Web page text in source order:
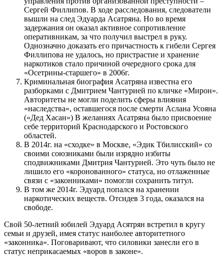
Сергей Филлипов. В ходе расследования, следователи
вышли на след Эдуарда Асатряна. Но во время
задержания он оказал активное сопротивление
оперативникам, за что получил выстрел в руку.
Однозначно доказать его причастность к гибели Сергея
Филлипова не удалось, но пристрастие и хранение
наркотиков стало причиной очередного срока для
«Осетрины-старшего» в 2006г.
Криминальная биография Асатряна известна его
разборками с Дмитрием Чантурией по кличке «Мирон».
Авторитеты не могли поделить сферы влияния
«наследства», оставшегося после смерти Аслана Усояна
(«Дед Хасан») В желаниях Асатряна было присвоение
себе территорий Краснодарского и Ростовского
областей.
В 2014г. на «сходке» в Москве, «Эдик Тбилисский» со
своими союзниками были изрядно избиты
сподвижниками Дмитрия Чантурией. Это чуть было не
лишило его «коронованного» статуса, но отлаженные
связи с «законниками» помогли сохранить титул.
В том же 2014г. Эдуард попался на хранении
наркотических веществ. Отсидев 3 года, оказался на
свободе.
Свой 50-летний юбилей Эдуард Асятрян встретил в кругу
семьи и друзей, имея статус наиболее авторитетного
«законника». Поговаривают, что силовики занесли его в
статус неприкасаемых «воров в законе».